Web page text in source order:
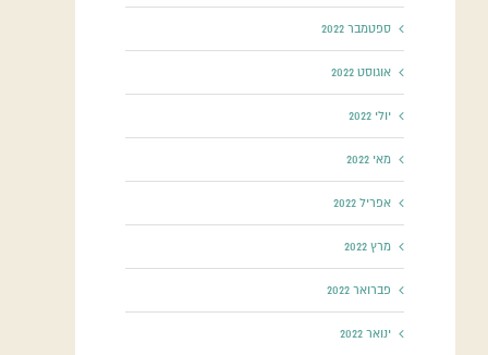
ספטמבר 2022
אוגוסט 2022
יולי 2022
מאי 2022
אפריל 2022
מרץ 2022
פברואר 2022
ינואר 2022